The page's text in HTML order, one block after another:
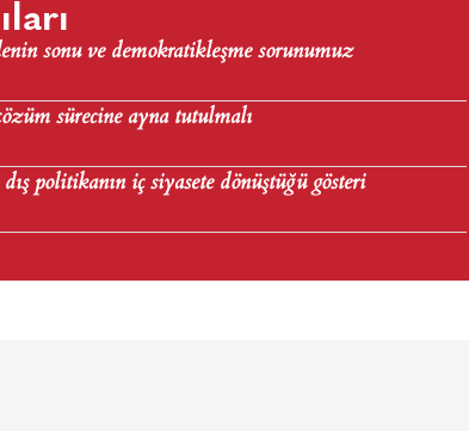
sonu ve demokratikleşme sorunumuz
sürecine ayna tutulmalı
politikanın iç siyasete dönüştüğü gösteri